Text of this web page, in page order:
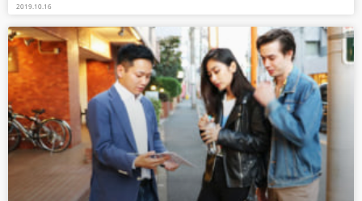
2019.10.16